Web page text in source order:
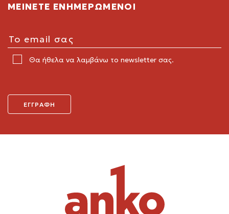
ΜΕΙΝΕΤΕ ΕΝΗΜΕΡΩΜΕΝΟΙ
Θα ήθελα να λαμβάνω το newsletter σας.